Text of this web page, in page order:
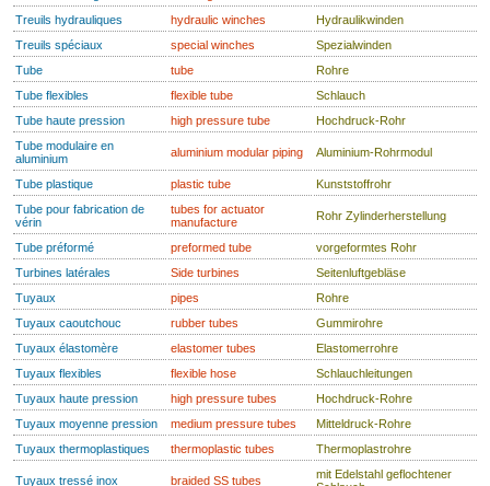
Treuils hydrauliques
hydraulic winches
Hydraulikwinden
Treuils spéciaux
special winches
Spezialwinden
Tube
tube
Rohre
Tube flexibles
flexible tube
Schlauch
Tube haute pression
high pressure tube
Hochdruck-Rohr
Tube modulaire en
aluminium
aluminium modular piping Aluminium-Rohrmodul
Tube plastique plastic tube
Kunststoffrohr
Tube pour fabrication de
vérin
tubes for actuator
manufacture
Rohr Zylinderherstellung
Tube préformé preformed tube
vorgeformtes Rohr
Turbines latérales
Side turbines
Seitenluftgebläse
Tuyaux
pipes
Rohre
Tuyaux caoutchouc
rubber tubes
Gummirohre
Tuyaux élastomère
elastomer tubes
Elastomerrohre
Tuyaux flexibles
flexible hose
Schlauchleitungen
Tuyaux haute pression
high pressure tubes
Hochdruck-Rohre
Tuyaux moyenne pression
medium pressure tubes
Mitteldruck-Rohre
Tuyaux thermoplastiques
thermoplastic tubes Thermoplastrohre
Tuyaux tressé inox braided SS tubes
mit Edelstahl geflochtener